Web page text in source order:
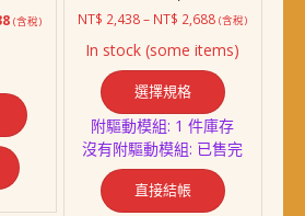
。
目
NT$ 1,838。
(含稅) NT$ 2,438– NT$ 2,688價
範
圍：
NT$ 2,438
到
NT$ 2,688
(含稅)
In stock (some items)
選擇規格
產
品
有
多
種
附驅動模組: 1 件庫存
沒有附驅動模組: 已售完
直接結帳